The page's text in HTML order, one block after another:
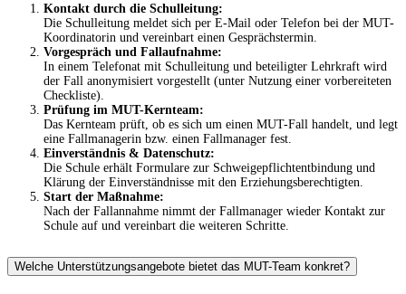
Kontakt durch die Schulleitung:
Die Schulleitung meldet sich per E-Mail oder Telefon bei der MUT-
Koordinatorin und vereinbart einen Gesprächstermin.
Vorgespräch und Fallaufnahme:
In einem Telefonat mit Schulleitung und beteiligter Lehrkraft wird
der Fall anonymisiert vorgestellt (unter Nutzung einer vorbereiteten
Checkliste).
Prüfung im MUT-Kernteam:
Das Kernteam prüft, ob es sich um einen MUT-Fall handelt, und legt
eine Fallmanagerin bzw. einen Fallmanager fest.
Einverständnis & Datenschutz:
Die Schule erhält Formulare zur Schweigepflichtentbindung und
Klärung der Einverständnisse mit den Erziehungsberechtigten.
Start der Maßnahme:
Nach der Fallannahme nimmt der Fallmanager wieder Kontakt zur
Schule auf und vereinbart die weiteren Schritte.
Welche Unterstützungsangebote bietet das MUT-Team konkret?